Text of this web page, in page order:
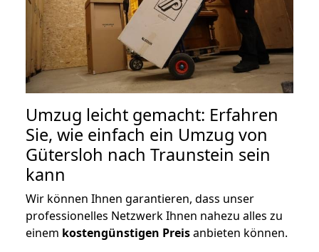
Umzug leicht gemacht: Erfahren
Sie, wie einfach ein Umzug von
Gütersloh nach Traunstein sein
kann
Wir können Ihnen garantieren, dass unser
professionelles Netzwerk Ihnen nahezu alles zu
einem kostengünstigen Preisanbieten können.